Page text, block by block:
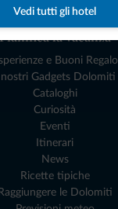
Vedi tutti gli hotel
la vacanza
e Buoni Regalo
I nostri Gadgets Dolomiti
Cataloghi
Curiosità
Eventi
Itinerari
News
Ricette tipiche
Raggiungere le Dolomiti